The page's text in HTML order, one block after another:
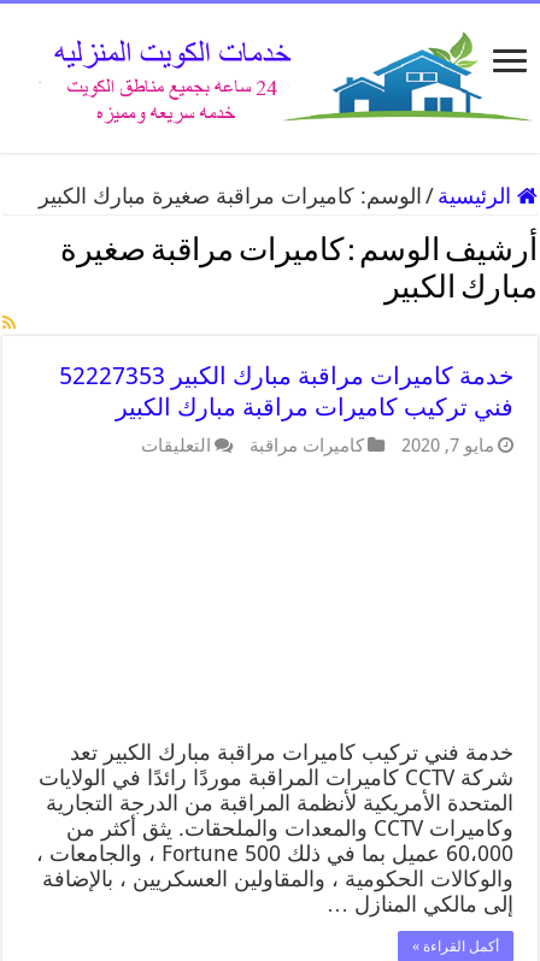
الرئيسية / الوسم:كاميرات مراقبة صغيرة مبارك الكبير
أرشيف الوسم : كاميرات مراقبة صغيرة
مبارك الكبير
خدمة كاميرات مراقبة مبارك الكبير 52227353
فني تركيب كاميرات مراقبة مبارك الكبير
مايو 7, 2020 كاميرات مراقبة التعليقات
خدمة فني تركيب كاميرات مراقبة مبارك الكبير تعد
شركة CCTV كاميرات المراقبة موردًا رائدًا في الولايات
المتحدة الأمريكية لأنظمة المراقبة من الدرجة التجارية
وكاميرات CCTV والمعدات والملحقات. يثق أكثر من
60،000 عميل بما في ذلك Fortune 500 ، والجامعات ،
والوكالات الحكومية ، والمقاولين العسكريين ، بالإضافة
إلى مالكي المنازل …
أكمل القراءة »